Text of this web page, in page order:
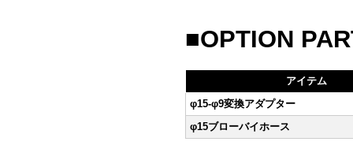
■OPTION
アイテム
φ15-φ9変換アダプター
φ15ブローバイホース